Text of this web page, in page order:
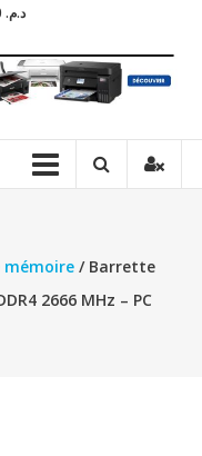
د.م. 0.00
/ Barrette
2666 MHz – PC